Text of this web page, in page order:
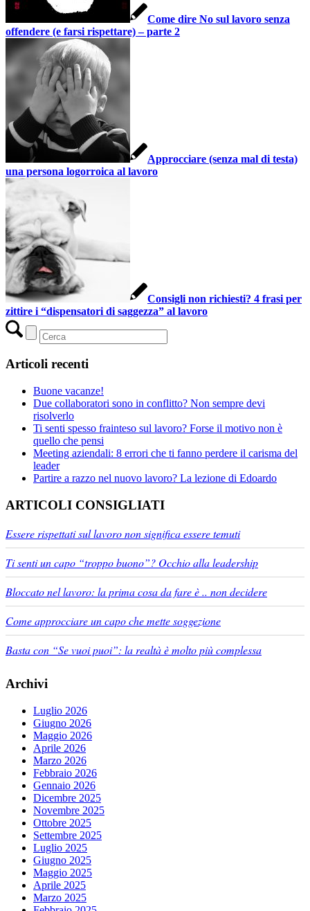
Come dire No sul lavoro senza
offendere (e farsi rispettare) – parte 2
Approcciare (senza mal di testa)
una persona logorroica al lavoro
Consigli non richiesti? 4 frasi per
zittire i “dispensatori di saggezza” al lavoro
Articoli recenti
Buone vacanze!
Due collaboratori sono in conflitto? Non sempre devi
risolverlo
Ti senti spesso frainteso sul lavoro? Forse il motivo non è
quello che pensi
Meeting aziendali: 8 errori che ti fanno perdere il carisma del
leader
Partire a razzo nel nuovo lavoro? La lezione di Edoardo
ARTICOLI CONSIGLIATI
Essere rispettati sul lavoro non significa essere temuti
Ti senti un capo “troppo buono”? Occhio alla leadership
Bloccato nel lavoro: la prima cosa da fare è .. non decidere
Come approcciare un capo che mette soggezione
Basta con “Se vuoi puoi”: la realtà è molto più complessa
Archivi
Luglio 2026
Giugno 2026
Maggio 2026
Aprile 2026
Marzo 2026
Febbraio 2026
Gennaio 2026
Dicembre 2025
Novembre 2025
Ottobre 2025
Settembre 2025
Luglio 2025
Giugno 2025
Maggio 2025
Aprile 2025
Marzo 2025